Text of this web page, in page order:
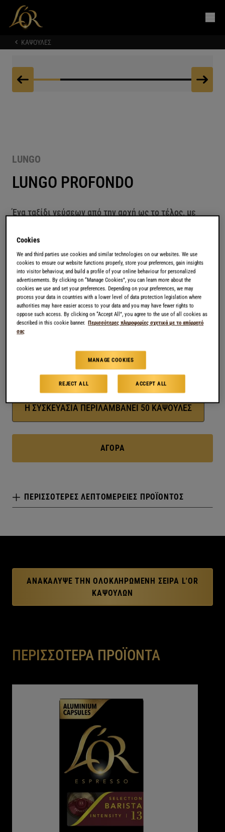
ΚΑΨΟΥΛΕΣ
LUNGO
LUNGO PROFONDO
Ένα ταξίδι γεύσεων από την αρχή ως το τέλος, με
του έντονου. Ίχνη σοκολάτας, ξηρών καρπών και
νότες χαμηλού καβουρδίσματος, έρχονται σε
αντίθεση με τον απαλό φρουτώδη χαρακτήρα του.
Μια διακριτική επίγευση που διαρκεί και σας κάνει
να θέλετε κι άλλο. Blended by L’OR Coffee Artists
ΕΝΤΑΣΗ8
ΕΝΤΟΝΟΣ | ΠΙΚΑΝΤΙΚΟΣ | ΔΕΛΕΑΣΤΙΚΟΣ
ΣΥΣΚΕΥΑΣΙΑ
Η ΣΥΣΚΕΥΑΣΙΑ ΠΕΡΙΛΑΜΒΑΝΕΙ 50 ΚΑΨΟΥΛΕΣ
ΑΓΟΡΆ
ΠΕΡΙΣΣΌΤΕΡΕΣ ΛΕΠΤΟΜΈΡΕΙΕΣ ΠΡΟΪΌΝΤΟΣ
ΑΝΑΚΆΛΥΨΕ ΤΗΝ ΟΛΟΚΛΗΡΩΜΈΝΗ ΣΕΙΡΆ L'OR
ΚΑΨΟΥΛΏΝ
ΠΕΡΙΣΣΟΤΕΡΑ ΠΡΟΪΟΝΤΑ
Cookies
We and third parties use cookies and similar technologies on our websites. We use
cookies to ensure our website functions properly, store your preferences, gain insights
into visitor behaviour, and build a profile of your online behaviour for personalized
advertisements. By clicking on “Manage Cookies”, you can learn more about the
cookies we use and set your preferences. Depending on your preferences, we may
process your data in countries with a lower level of data protection legislation where
authorities may have easier access to your data and you may have fewer rights to
oppose such access. By clicking on “Accept All”, you agree to the use of all cookies as
described in this cookie banner. Περισσότερες πληροφορίες σχετικά με το απόρρητό
σας
MANAGE COOKIES
REJECT ALL ACCEPT ALL